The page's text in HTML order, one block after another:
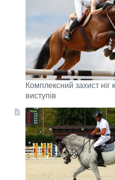
Комплексний захист ніг
виступів